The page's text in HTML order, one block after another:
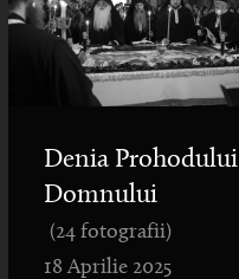
Denia Prohodului
Domnului
(24 fotografii)
18 Aprilie 2025